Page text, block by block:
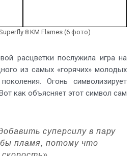
8 KM Flames (6 фото)
расцветки послужила игра на
из самых «горячих» молодых
Огонь символизирует
как объясняет этот символ сам
суперсилу в пару
пламя, потому что